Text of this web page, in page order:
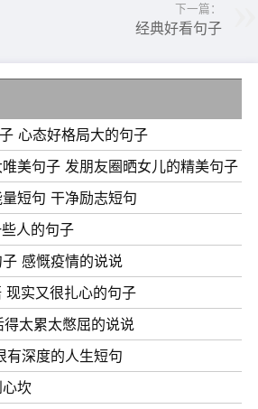
我们错过的是一段感情，后来才明
生!
的凶残更可怕。
也给不了你想要的生活。
这世界就是一闹剧。
即使是咸鱼，也要做最咸的那条。
下一篇：
经典好看句子
心态好格局大的句子
美句子 发朋友圈晒女儿的精美句子
短句 干净励志短句
人的句子
感慨疫情的说说
现实又很扎心的句子
太累太憋屈的说说
有深度的人生短句
坎